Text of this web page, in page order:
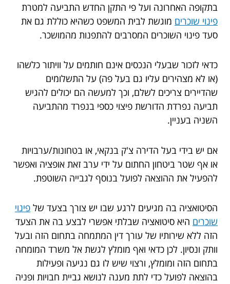
בתקופה האחרונה ועל פי התקן החדש התביעה למטרת
פינוי שוכרים מוגשת לבית המשפט כשהיא כוללת גם את
סעד פינוי השוכרים המסרבים להתפנות מהמושכר.
כדאי לזכור שבעלי הנכסים אינם חותמים על וויתור כלשהו
(או לא מצהירים עליו גם בעל פה) על התשלומים
שהדיירים צריכים לשלם, וכך למעשה הם יכולים להגיש
תביעה נפרדת הדורשת פיצוי כספי בנפרד מהתביעה
השניה בעניין.
אם יש בידי בעל הדירה צ'ק בנקאי, או בטחונות/ערבויות
או אף שטר ביטחון החתום על ידי ערב זאת אופציה ואפשר
להפעיל את ההוצאה לפועל בנוסף לגבייה השוטפת.
הסיטואציה בה מגיעים לרגע שבו יש צורך בצעד של פינוי
שוכרים היא סיטואציה שבלתי אפשרי לבצע בה את הצעד
הזה ללא שירותיו של עורך דין המתמחה בתחום הזה ובעל
וותק ונסיון. לכן כדאי ואף מומלץ לגשת אל משרד המומחה
בתחום הזה ומומלץ, ורצוי שיש לו גם נגיעה ופעילות
בהוצאה לפועל כדי לתת מענה לנושא גביית חבויות ופניה